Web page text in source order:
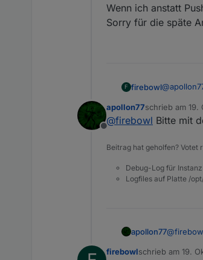
    }
/*const demo
    {
"id":
Wenn ich anstatt
Sorry für die späte
F firebowl@
if
Sorry für
Offline
apollon77schrieb am 19.
zuletzt editiert
@firebowl Bitte mit
Beitrag hat geholfen?
Debug-Log für
Logfiles auf Platte /
apollon77@
firebowlschrieb am 19.
zuletzt editiert